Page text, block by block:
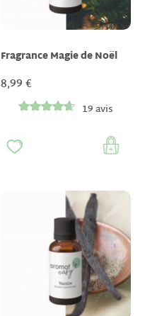
Fragrance Magie de Noël
8,99 €
19 avis